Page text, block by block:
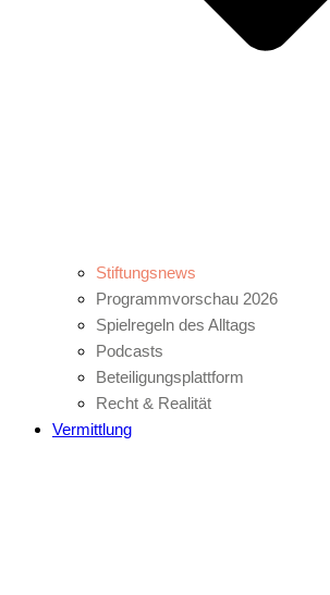
Stiftungsnews
Programmvorschau 2026
Spielregeln des Alltags
Podcasts
Beteiligungsplattform
Recht & Realität
Vermittlung